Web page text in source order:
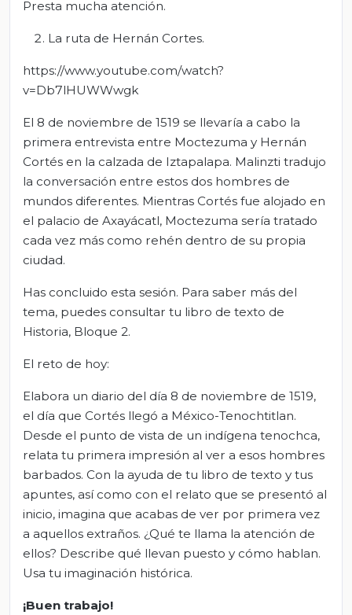
Presta mucha atención.
La ruta de Hernán Cortes.
https://www.youtube.com/watch?
v=Db7lHUWWwgk
El 8 de noviembre de 1519 se llevaría a cabo la
primera entrevista entre Moctezuma y Hernán
Cortés en la calzada de Iztapalapa. Malinzti tradujo
la conversación entre estos dos hombres de
mundos diferentes. Mientras Cortés fue alojado en
el palacio de Axayácatl, Moctezuma sería tratado
cada vez más como rehén dentro de su propia
ciudad.
Has concluido esta sesión. Para saber más del
tema, puedes consultar tu libro de texto de
Historia, Bloque 2.
El reto de hoy:
Elabora un diario del día 8 de noviembre de 1519,
el día que Cortés llegó a México-Tenochtitlan.
Desde el punto de vista de un indígena tenochca,
relata tu primera impresión al ver a esos hombres
barbados. Con la ayuda de tu libro de texto y tus
apuntes, así como con el relato que se presentó al
inicio, imagina que acabas de ver por primera vez
a aquellos extraños. ¿Qué te llama la atención de
ellos? Describe qué llevan puesto y cómo hablan.
Usa tu imaginación histórica.
¡Buen trabajo!